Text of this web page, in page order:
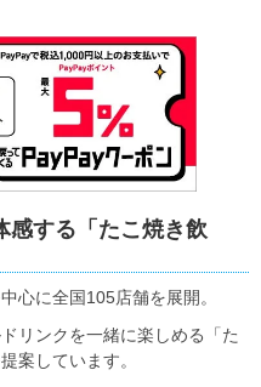
感する「たこ焼き飲
心に全国105店舗を展開。
リンクを一緒に楽しめる「た
案しています。